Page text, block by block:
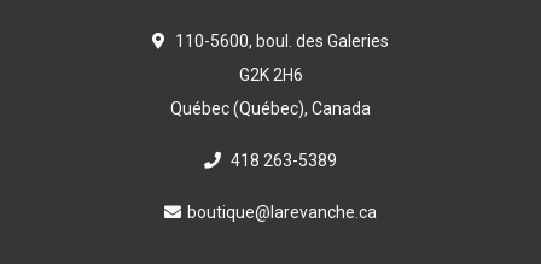
110-5600, boul. des Galeries
G2K 2H6
Québec (Québec), Canada
418 263-5389
boutique@larevanche.ca